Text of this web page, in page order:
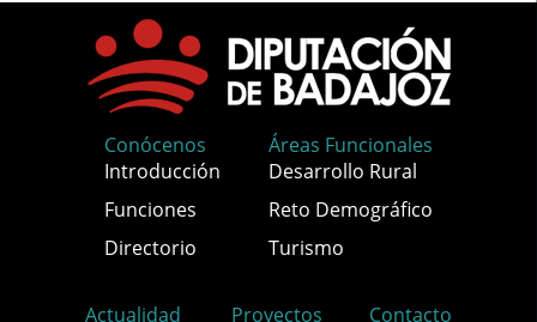
Conócenos
Introducción
Funciones
Directorio
Áreas Funcionales
Desarrollo Rural
Reto Demográfico
Turismo
Actualidad Proyectos Contacto